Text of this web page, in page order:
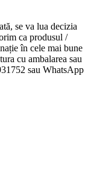
se va lua decizia
ca produsul /
în cele mai bune
cu ambalarea sau
sau WhatsApp